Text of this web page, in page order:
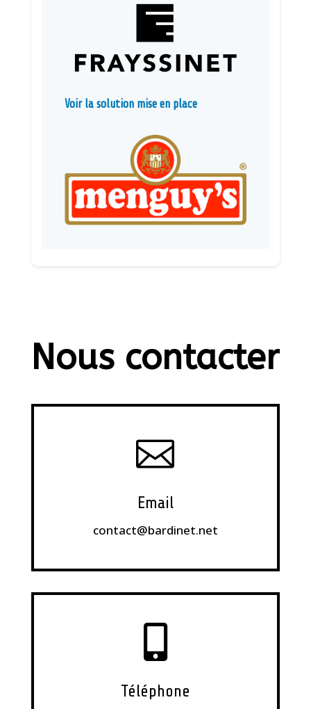
Voir la solution mise en place
Nous contacter

Email
contact@bardinet.net

Téléphone